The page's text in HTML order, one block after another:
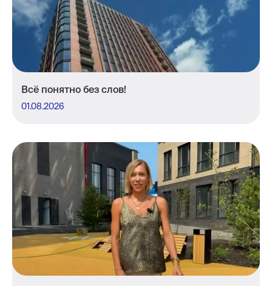
Всё понятно без слов!
01.08.2026